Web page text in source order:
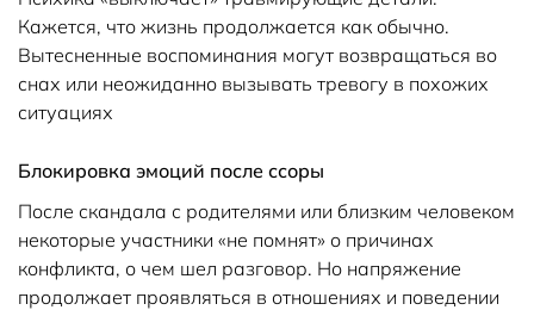
Кажется, что жизнь продолжается как обычно.
Вытесненные воспоминания могут возвращаться во
снах или неожиданно вызывать тревогу в похожих
ситуациях
Блокировка эмоций после ссоры
После скандала с родителями или близким человеком
некоторые участники «не помнят» о причинах
конфликта, о чем шел разговор. Но напряжение
продолжает проявляться в отношениях и поведении